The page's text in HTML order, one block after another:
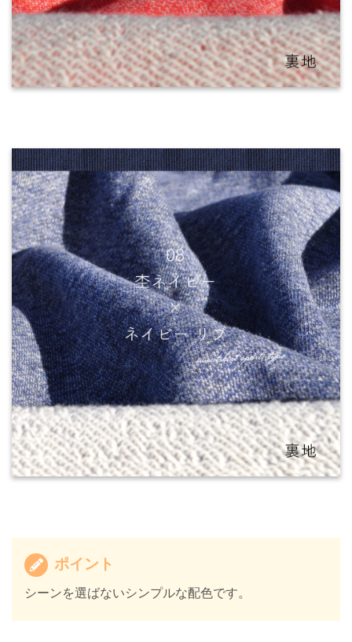
ポイント
シーンを選ばないシンプルな配色です。​